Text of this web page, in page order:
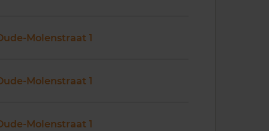
Molenstraat 1
Molenstraat 1
Molenstraat 1